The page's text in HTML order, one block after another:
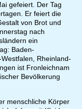
gefeiert. Der Tag
Er feiert die
von Brot und
nach
ein
Baden-
Rheinland-
ist Fronleichnam
Bevölkerung
menschliche Körper